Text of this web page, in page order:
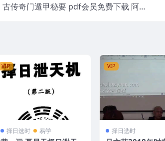
古传奇门遁甲秘要 pdf会员免费下载 阿里
VIP
择日选时 易学
VIP
择日选时